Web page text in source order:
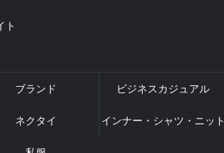
ト
ブランド ビジネスカジュアル
ネクタイ インナー・シャツ・ニット